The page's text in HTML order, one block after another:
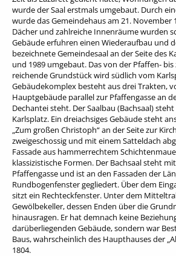
wurde der Saal erstmals umgebaut. Durch
wurde das Gemeindehaus am 21. November
Dächer und zahlreiche Innenräume wurden
Gebäude erfuhren einen Wiederaufbau und
bezeichnete Gemeindesaal an der Seite des
und 1989 umgebaut. Das von der Pfaffen- bis
reichende Grundstück wird südlich vom
Gebäudekomplex besteht aus drei Trakten,
Hauptgebäude parallel zur Pfaffengasse an
Dechantei steht. Der Saalbau (Bachsaal)
Karlsplatz. Ein dreiachsiges Gebäude steht
„Zum großen Christoph“ an der Seite zur
zweigeschossig und mit einem Satteldach
Fassade aus hammerrechtem
klassizistische Formen. Der Bachsaal steht
Pfaffengasse und ist an den Fassaden der
Rundbogenfenster gegliedert. Über dem
sitzt ein Rechteckfenster. Unter dem
Gewölbekeller, dessen Enden über die
hinausragen. Er hat demnach keine
darüberliegenden Gebäude, sondern war
Baus, wahrscheinlich des Haupthauses der
1804.